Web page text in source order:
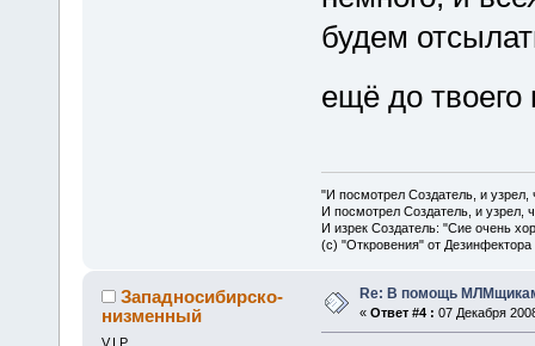
будем
ещё до
"И посмотрел Создатель, и
И посмотрел Создатель, и узрел,
И изрек Создатель: "Сие очень
(с) "Откровения" от Дезинфектора
Западносибирско-
низменный
V.I.P.
Re: В помощь
« Ответ #4 : 07 Декабря